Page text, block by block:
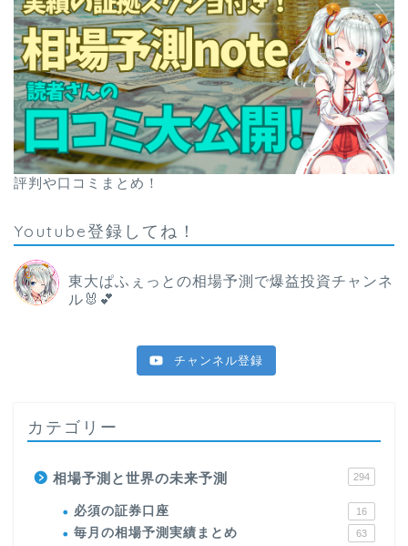
評判や口コミまとめ！
Youtube登録してね！
東大ぱふぇっとの相場予測で爆益投資チャンネ
ル🐰💕
チャンネル登録
カテゴリー
相場予測と世界の未来予測 294
必須の証券口座 16
毎月の相場予測実績まとめ 63